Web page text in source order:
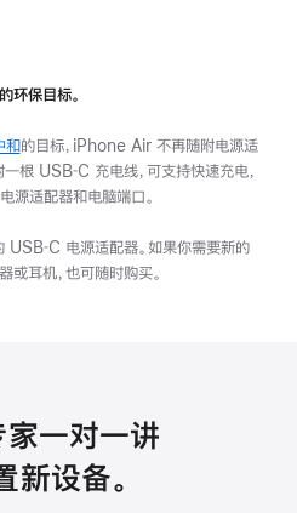
环保目标。
和的目标，iPhone Air 不再随附电源适
根 USB‑C 充电线，可支持快速充电，
源适配器和电脑端口。
USB‑C 电源适配器。如果你需要新的
耳机，也可随时购买。
一对一讲
新设备。